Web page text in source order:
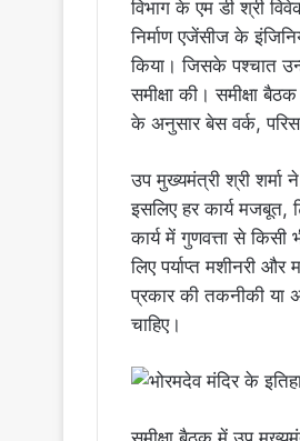
विभाग के एम डी श्री
निर्माण एजेंसीज के
किया। जिसके पश्चात
समीक्षा की। समीक्षा
के अनुसार बेस वर्क,
उप मुख्यमंत्री श्री
इसलिए हर कार्य मजबूत,
कार्य में गुणवत्ता से किसी
लिए पर्याप्त मशीनरी
प्रकार की तकनीकी या
चाहिए।